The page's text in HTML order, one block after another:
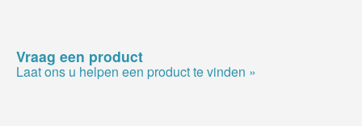
Vraag een product
Laat ons u helpen een product te vinden »